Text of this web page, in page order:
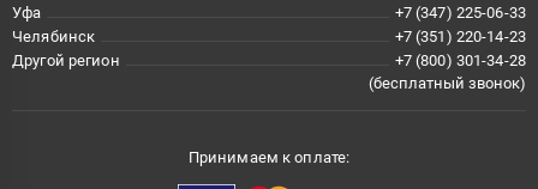
Уфа
+7 (347) 225-06-33
Челябинск
+7 (351) 220-14-23
Другой регион
+7 (800) 301-34-28
(бесплатный звонок)
Принимаем к оплате: